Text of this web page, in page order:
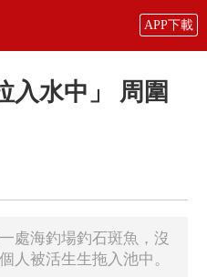
APP下載
入水中」 周圍
處海釣場釣石斑魚，沒
人被活生生拖入池中。